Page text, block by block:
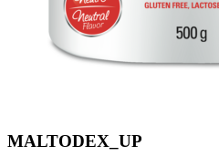
MALTODEX_UP